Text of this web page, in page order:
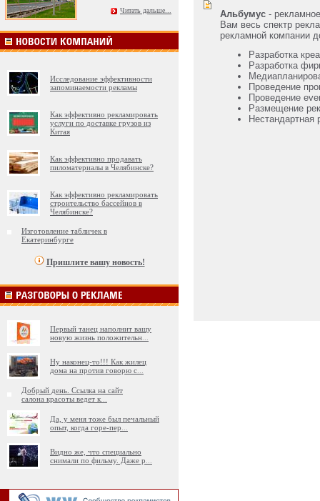
Читать дальше...
Исследование эффективности
запоминаемости рекламы
Как эффективно рекламировать
услуги по доставке грузов из
Китая
Как эффективно продавать
пиломатериалы в Челябинске?
Как эффективно рекламировать
строительство бассейнов в
Челябинске?
Изготовление табличек в
Екатеринбурге
Пришлите вашу новость!
Первый танец наполнит вашу
новую жизнь положительн
Ну наконец-то!!! Как жилец
дома на против говорю с
Добрый день. Ссылка на сайт
салона красоты ведет к
Да, у меня тоже был печальный
опыт, когда горе-пер
Видно же, что специально
снимали по фильму. Даже р
Альбумус-
Вам весь спектр
рекламной компании
Разработка
Разработка
Проведение
Проведение
Размещение
Нестандартная